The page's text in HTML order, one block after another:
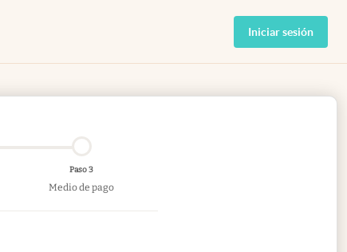
Iniciar sesión
Paso 3
Medio de pago